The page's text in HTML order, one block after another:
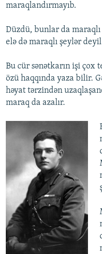
maraqlandırmayıb.
Düzdü, bunlar da
elə də maraqlı şeylər
Bu cür sənətkarın işi çox
özü haqqında yaza bilir.
həyat tərzindən
maraq da azalır.